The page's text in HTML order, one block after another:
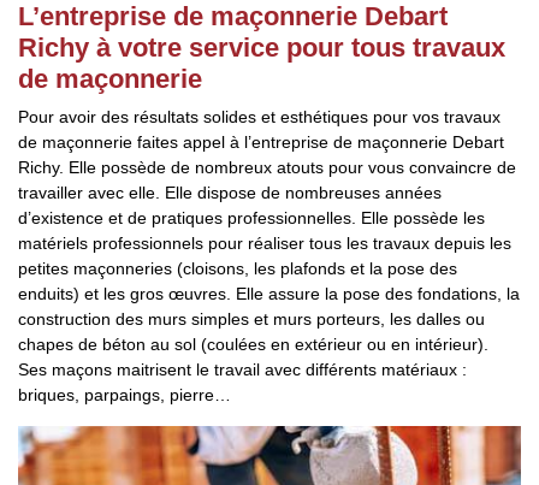
L’entreprise de maçonnerie Debart
Richy à votre service pour tous travaux
de maçonnerie
Pour avoir des résultats solides et esthétiques pour vos travaux
de maçonnerie faites appel à l’entreprise de maçonnerie Debart
Richy. Elle possède de nombreux atouts pour vous convaincre de
travailler avec elle. Elle dispose de nombreuses années
d’existence et de pratiques professionnelles. Elle possède les
matériels professionnels pour réaliser tous les travaux depuis les
petites maçonneries (cloisons, les plafonds et la pose des
enduits) et les gros œuvres. Elle assure la pose des fondations, la
construction des murs simples et murs porteurs, les dalles ou
chapes de béton au sol (coulées en extérieur ou en intérieur).
Ses maçons maitrisent le travail avec différents matériaux :
briques, parpaings, pierre…